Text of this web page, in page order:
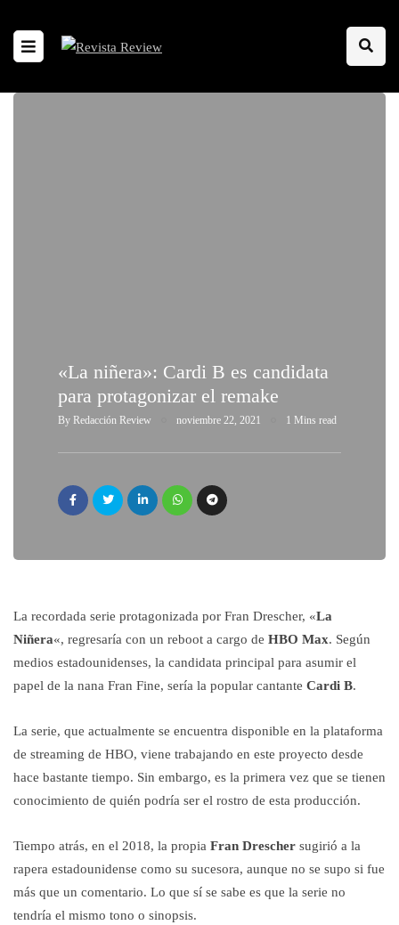
«La niñera»: Cardi B es candidata
para protagonizar el remake
By Redacción Review noviembre 22, 2021 1 Mins read
La recordada serie protagonizada por Fran Drescher, «La
Niñera«, regresaría con un reboot a cargo de HBO Max. Según
medios estadounidenses, la candidata principal para asumir el
papel de la nana Fran Fine, sería la popular cantante Cardi B.
La serie, que actualmente se encuentra disponible en la plataforma
de streaming de HBO, viene trabajando en este proyecto desde
hace bastante tiempo. Sin embargo, es la primera vez que se tienen
conocimiento de quién podría ser el rostro de esta producción.
Tiempo atrás, en el 2018, la propia Fran Drescher sugirió a la
rapera estadounidense como su sucesora, aunque no se supo si fue
más que un comentario. Lo que sí se sabe es que la serie no
tendría el mismo tono o sinopsis.